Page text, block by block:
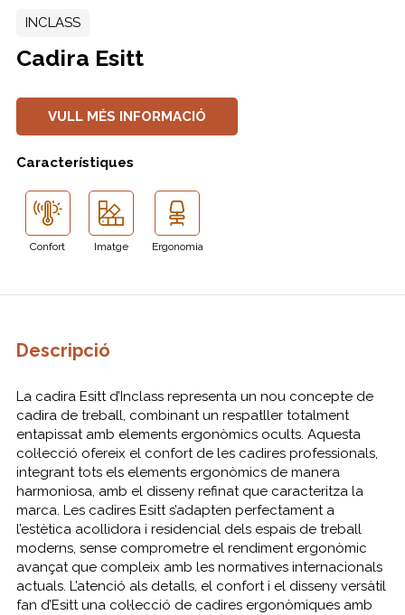
INCLASS
Cadira Esitt
VULL MÉS INFORMACIÓ
Característiques
Confort Imatge Ergonomia
Descripció
La cadira Esitt d’Inclass representa un nou concepte de
cadira de treball, combinant un respatller totalment
entapissat amb elements ergonòmics ocults. Aquesta
col·lecció ofereix el confort de les cadires professionals,
integrant tots els elements ergonòmics de manera
harmoniosa, amb el disseny refinat que caracteritza la
marca. Les cadires Esitt s’adapten perfectament a
l’estètica acollidora i residencial dels espais de treball
moderns, sense comprometre el rendiment ergonòmic
avançat que compleix amb les normatives internacionals
actuals. L’atenció als detalls, el confort i el disseny versàtil
fan d’Esitt una col·lecció de cadires ergonòmiques amb